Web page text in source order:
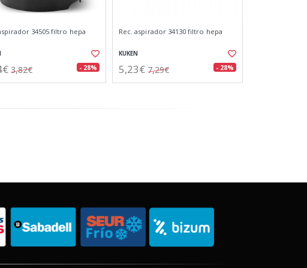
34505 filtro hepa
3,82€ - 28%
Rec. aspirador 34130 filtro hepa
KUKEN
5,23€ 7,29€ - 28%